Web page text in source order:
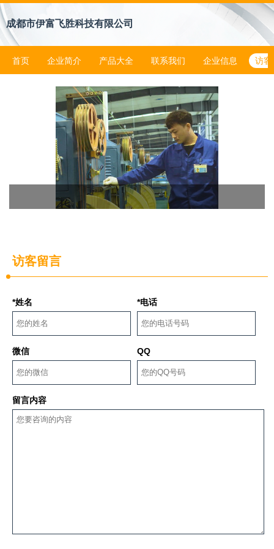
成都市伊富飞胜科技有限公司
首页 企业简介 产品大全 联系我们 企业信息 访客
访客留言
*姓名 *电话
微信 QQ
留言内容